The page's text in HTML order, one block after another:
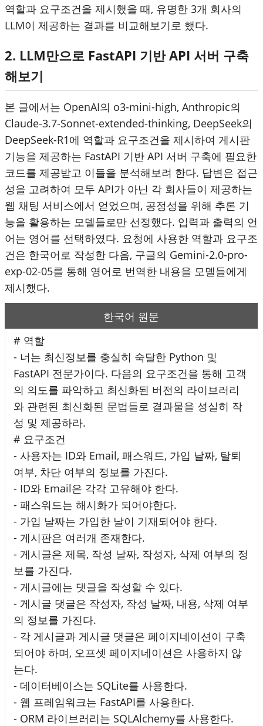
역할과 요구조건을 제시했을 때, 유명한 3개 회사의
LLM이 제공하는 결과를 비교해보기로 했다.
2. LLM만으로 FastAPI 기반 API 서버 구축
해보기
본 글에서는 OpenAI의 o3-mini-high, Anthropic의
Claude-3.7-Sonnet-extended-thinking, DeepSeek의
DeepSeek-R1에 역할과 요구조건을 제시하여 게시판
기능을 제공하는 FastAPI 기반 API 서버 구축에 필요한
코드를 제공받고 이들을 분석해보려 한다. 답변은 접근
성을 고려하여 모두 API가 아닌 각 회사들이 제공하는
웹 채팅 서비스에서 얻었으며, 공정성을 위해 추론 기
능을 활용하는 모델들로만 선정했다. 입력과 출력의 언
어는 영어를 선택하였다. 요청에 사용한 역할과 요구조
건은 한국어로 작성한 다음, 구글의 Gemini-2.0-pro-
exp-02-05를 통해 영어로 번역한 내용을 모델들에게
제시했다.
한국어 원문
# 역할
- 너는 최신정보를 충실히 숙달한 Python 및
FastAPI 전문가이다. 다음의 요구조건을 통해 고객
의 의도를 파악하고 최신화된 버전의 라이브러리
와 관련된 최신화된 문법들로 결과물을 성실히 작
성 및 제공하라.
# 요구조건
- 사용자는 ID와 Email, 패스워드, 가입 날짜, 탈퇴
여부, 차단 여부의 정보를 가진다.
- ID와 Email은 각각 고유해야 한다.
- 패스워드는 해시화가 되어야한다.
- 가입 날짜는 가입한 날이 기재되어야 한다.
- 게시판은 여러개 존재한다.
- 게시글은 제목, 작성 날짜, 작성자, 삭제 여부의 정
보를 가진다.
- 게시글에는 댓글을 작성할 수 있다.
- 게시글 댓글은 작성자, 작성 날짜, 내용, 삭제 여부
의 정보를 가진다.
- 각 게시글과 게시글 댓글은 페이지네이션이 구축
되어야 하며, 오프셋 페이지네이션은 사용하지 않
는다.
- 데이터베이스는 SQLite를 사용한다.
- 웹 프레임워크는 FastAPI를 사용한다.
- ORM 라이브러리는 SQLAlchemy를 사용한다.